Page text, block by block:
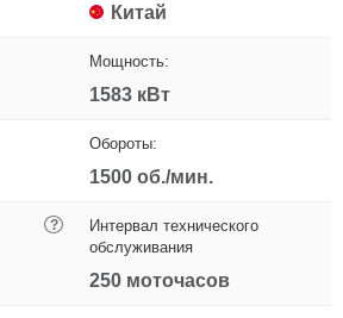
Китай
Мощность:
1583 кВт
Обороты:
1500 об./мин.
?
Интервал технического
обслуживания
250 моточасов